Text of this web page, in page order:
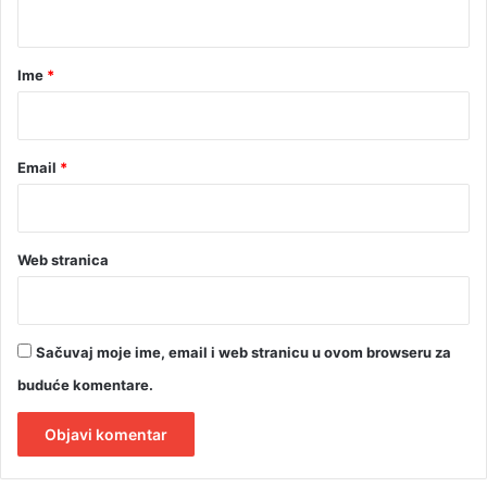
P
r
a
v
o
rIme *
Email *
Web stranica
Sačuvaj moje ime, email i web stranicu u ovom browseru za
buduće komentare.